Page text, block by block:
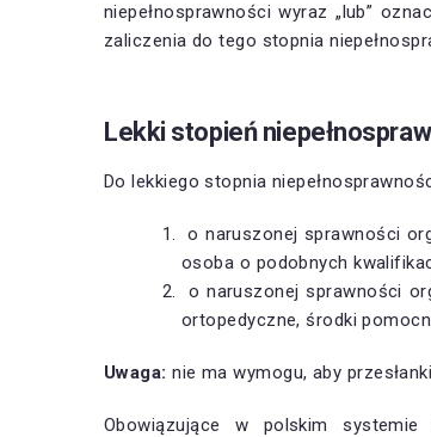
niepełnosprawności wyraz „lub”
zaliczenia do tego stopnia
Lekki stopień
Do lekkiego stopnia
o naruszonej sprawności
osoba o podobnych
o naruszonej sprawności
ortopedyczne, środki
Uwaga: nie ma wymogu, aby
Obowiązujące w polskim